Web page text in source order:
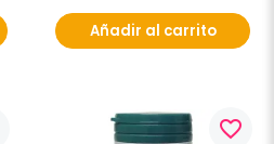
Añadir al carrito
favorite_border